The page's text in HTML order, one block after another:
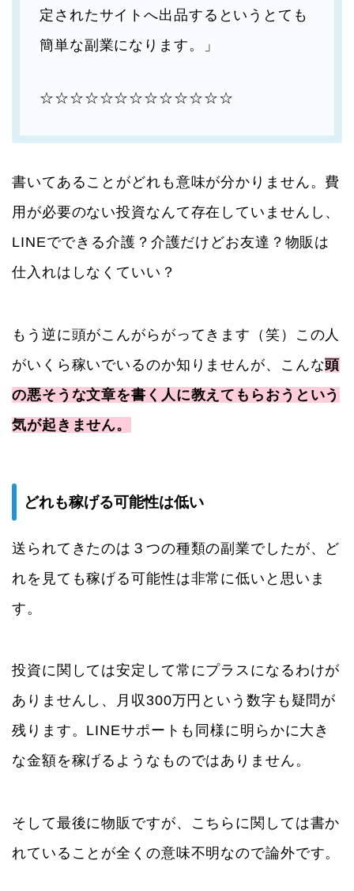
定されたサイトへ出品するというとても
簡単な副業になります。」
☆☆☆☆☆☆☆☆☆☆☆☆☆
書いてあることがどれも意味が分かりません。費
用が必要のない投資なんて存在していませんし、
LINEでできる介護？介護だけどお友達？物販は
仕入れはしなくていい？
もう逆に頭がこんがらがってきます（笑）この人
がいくら稼いでいるのか知りませんが、こんな頭
の悪そうな文章を書く人に教えてもらおうという
気が起きません。
どれも稼げる可能性は低い
送られてきたのは３つの種類の副業でしたが、ど
れを見ても稼げる可能性は非常に低いと思いま
す。
投資に関しては安定して常にプラスになるわけが
ありませんし、月収300万円という数字も疑問が
残ります。LINEサポートも同様に明らかに大き
な金額を稼げるようなものではありません。
そして最後に物販ですが、こちらに関しては書か
れていることが全くの意味不明なので論外です。